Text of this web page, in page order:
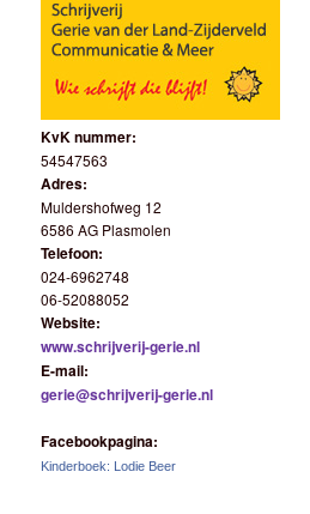
KvK nummer:
54547563
Adres:
Muldershofweg 12
6586 AG Plasmolen
Telefoon:
024-6962748
06-52088052
Website:
www.schrijverij-gerie.nl
E-mail:
gerie@schrijverij-gerie.nl
Facebookpagina:
Kinderboek: Lodie Beer